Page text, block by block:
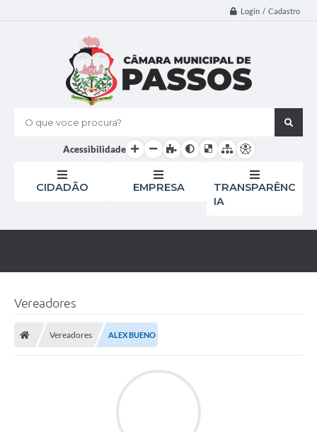
Login / Cadastro
O que voce procura?
Acessibilidade
CIDADÃO EMPRESA
TRANSPARÊNC
IA
Vereadores
Vereadores ALEX BUENO